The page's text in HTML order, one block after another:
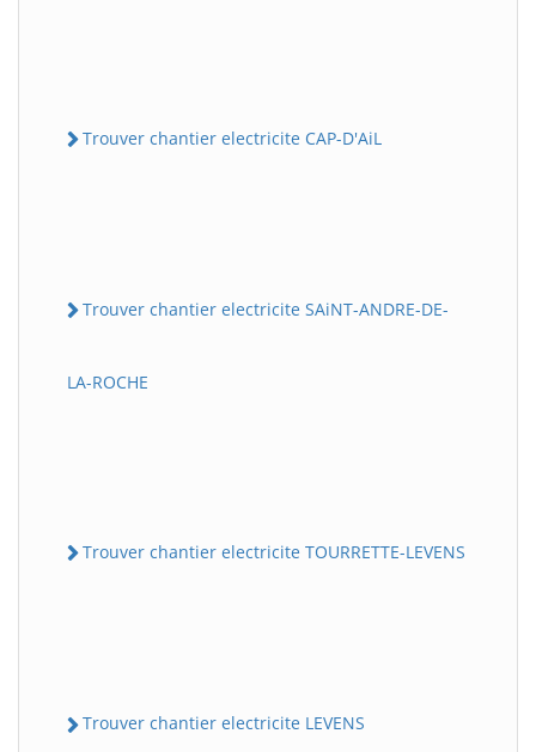
Trouver chantier electricite CAP-D'AiL
Trouver chantier electricite SAiNT-ANDRE-DE-
LA-ROCHE
Trouver chantier electricite TOURRETTE-LEVENS
Trouver chantier electricite LEVENS